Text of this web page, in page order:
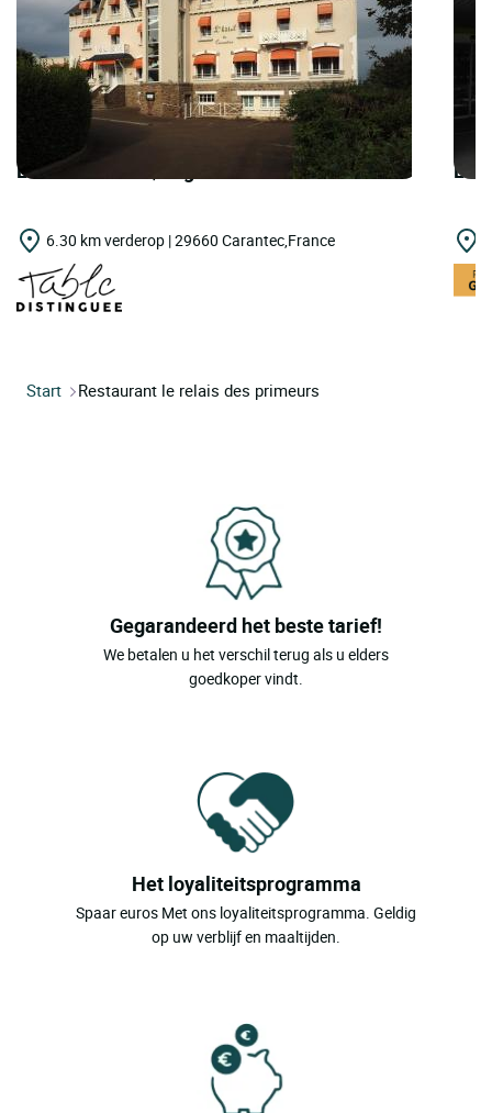
LOGIS HOTELS | Logis Hôtel de Carantec
6.30 km verderop | 29660 Carantec,France
Start Restaurant le relais des primeurs
Gegarandeerd het beste tarief!
We betalen u het verschil terug als u elders
goedkoper vindt.
Het loyaliteitsprogramma
Spaar euros Met ons loyaliteitsprogramma. Geldig
op uw verblijf en maaltijden.